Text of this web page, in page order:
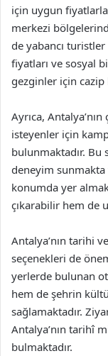
için uygun fiyatlarla
merkezi
de yabancı
fiyatları ve sosyal
gezginler için cazip
Ayrıca,
isteyenler için
bulunmaktadır. Bu
deneyim sunmakta
konumda yer
çıkarabilir hem de
Antalya’nın tarihi
seçenekleri de
yerlerde bulunan
hem de şehrin
sağlamaktadır.
Antalya’nın tarihî
bulmaktadır.